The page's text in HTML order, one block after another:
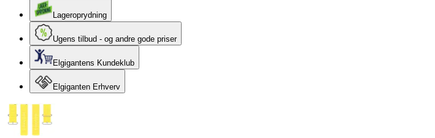
Lageroprydning
Ugens tilbud - og andre gode priser
Elgigantens Kundeklub
Elgiganten Erhverv